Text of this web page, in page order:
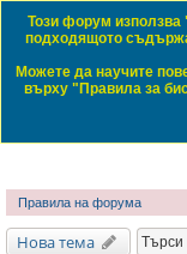
Daewoo
ЧЗВ Правила
Начало форум Обща
Правила на форума
Нова тема
Този форум използва
подходящото
Можете да научите
върху "Правила за